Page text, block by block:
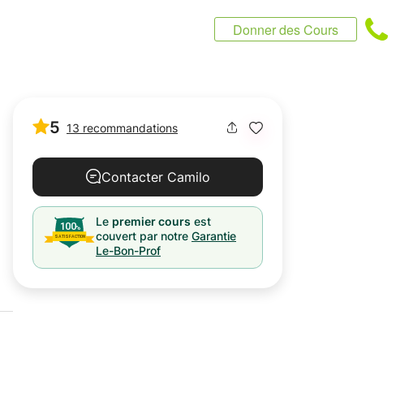
Donner des Cours
5 13 recommandations
Contacter Camilo
Le premier cours est
couvert par notre Garantie
Le-Bon-Prof